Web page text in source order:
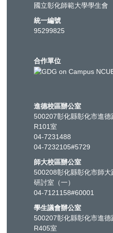
國立彰化師範大學學生會
統一編號
95299825
合作單位
進德校區辦公室
500207彰化縣彰化市進
R101室
04-7231488
04-7232105#5729
師大校區辦公室
500208彰化縣彰化市師
研討室（一）
04-7121158#60001
學生議會辦公室
500207彰化縣彰化市進
R405室